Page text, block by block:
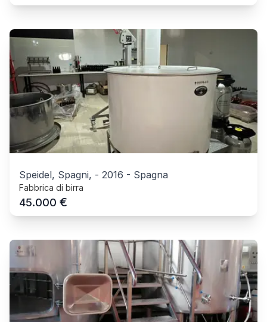
Speidel, Spagni, - 2016 - Spagna
Fabbrica di birra
45.000 €